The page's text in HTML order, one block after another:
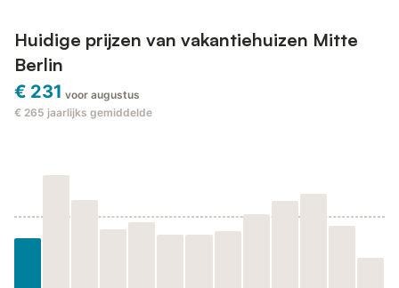
Huidige prijzen van vakantiehuizen Mitte
Berlin
€ 231 voor augustus
€ 265 jaarlijks gemiddelde